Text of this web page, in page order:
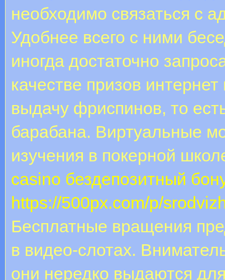
необходимо связаться с
Удобнее всего с ними
иногда достаточно
качестве призов
выдачу фриспинов, то
барабана. Виртуальные
изучения в покерной
casino бездепозитный
https://500px.com/p/
Бесплатные вращения
в видео-слотах.
они нередко выдаются